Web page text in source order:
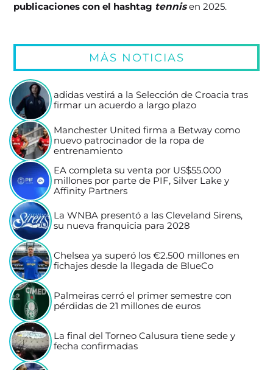
publicaciones con el hashtag tennisen 2025.
MÁS NOTICIAS
adidas vestirá a la Selección de Croacia tras
firmar un acuerdo a largo plazo
Manchester United firma a Betway como
nuevo patrocinador de la ropa de
entrenamiento
EA completa su venta por US$55.000
millones por parte de PIF, Silver Lake y
Affinity Partners
La WNBA presentó a las Cleveland Sirens,
su nueva franquicia para 2028
Chelsea ya superó los €2.500 millones en
fichajes desde la llegada de BlueCo
Palmeiras cerró el primer semestre con
pérdidas de 21 millones de euros
La final del Torneo Calusura tiene sede y
fecha confirmadas